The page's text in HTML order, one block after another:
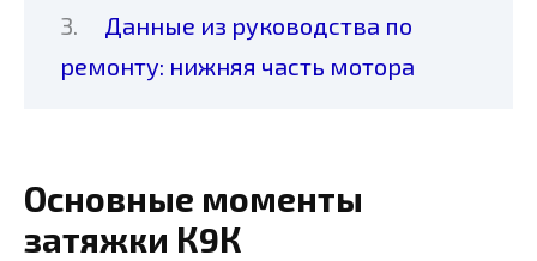
Данные из руководства по
ремонту: нижняя часть мотора
Основные моменты
затяжки К9К